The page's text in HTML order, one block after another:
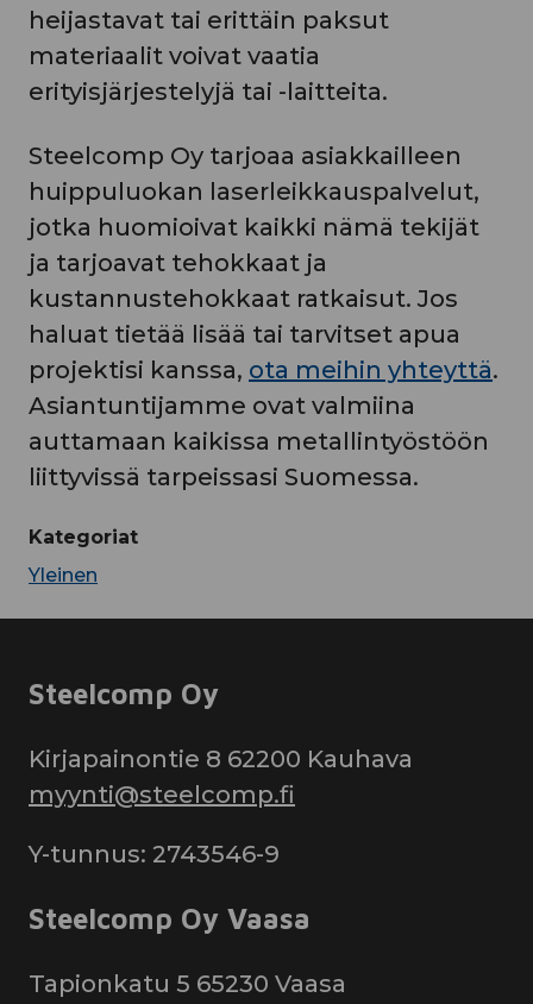
heijastavat tai erittäin paksut
materiaalit voivat vaatia
erityisjärjestelyjä tai -laitteita.
Steelcomp Oy tarjoaa asiakkailleen
huippuluokan laserleikkauspalvelut,
jotka huomioivat kaikki nämä tekijät
ja tarjoavat tehokkaat ja
kustannustehokkaat ratkaisut. Jos
haluat tietää lisää tai tarvitset apua
projektisi kanssa, ota meihin yhteyttä.
Asiantuntijamme ovat valmiina
auttamaan kaikissa metallintyöstöön
liittyvissä tarpeissasi Suomessa.
Kategoriat
Yleinen
Steelcomp Oy
Kirjapainontie 8 62200 Kauhava
myynti@steelcomp.fi
Y-tunnus: 2743546-9
Steelcomp Oy Vaasa
Tapionkatu 5 65230 Vaasa